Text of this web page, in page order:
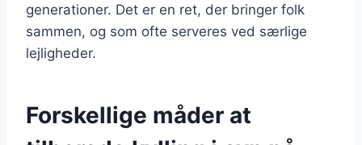
generationer. Det er en ret, der bringer folk
sammen, og som ofte serveres ved særlige
lejligheder.
Forskellige måder at